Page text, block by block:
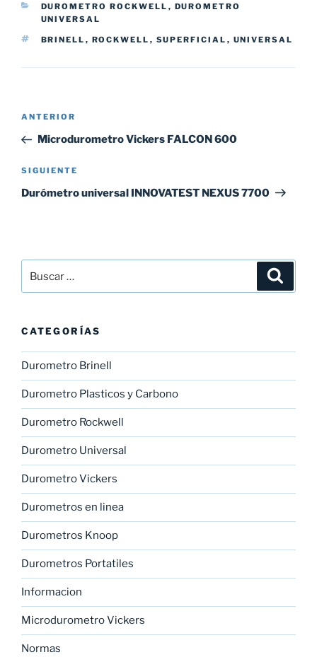
CATEGORÍAS
DUROMETRO ROCKWELL , DUROMETRO
UNIVERSAL
ETIQUETAS
BRINELL , ROCKWELL , SUPERFICIAL , UNIVERSAL
Navegación
entradas
Entrada
anterior:
ANTERIOR
Microdurometro Vickers FALCON 600
Siguiente
entrada
SIGUIENTE
Durómetro universal INNOVATEST NEXUS 7700
por:
CATEGORÍAS
Durometro Brinell
Durometro Plasticos y Carbono
Durometro Rockwell
Durometro Universal
Durometro Vickers
Durometros en linea
Durometros Knoop
Durometros Portatiles
Informacion
Microdurometro Vickers
Normas